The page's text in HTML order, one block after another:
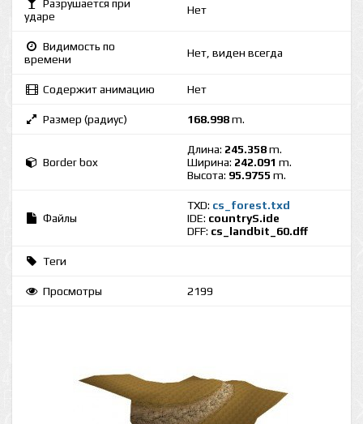
Разрушается при
ударе
Нет
Видимость по
времени
Нет, виден всегда
Содержит анимацию Нет
Размер (радиус) 168.998m.
Border box
Длина: 245.358m.
Ширина: 242.091 m.
Высота: 95.9755 m.
Файлы
TXD: cs_forest.txd
IDE: countryS.ide
DFF: cs_landbit_60.dff
Теги
Просмотры 2199